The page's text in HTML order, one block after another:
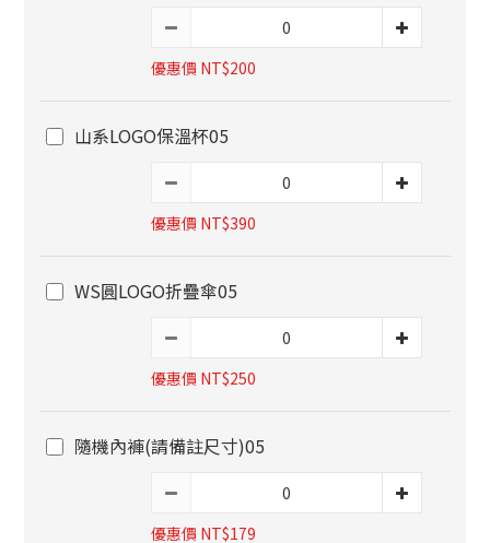
優惠價 NT$200
山系LOGO保溫杯05
優惠價 NT$390
WS圓LOGO折疊傘05
優惠價 NT$250
隨機內褲(請備註尺寸)05
優惠價 NT$179